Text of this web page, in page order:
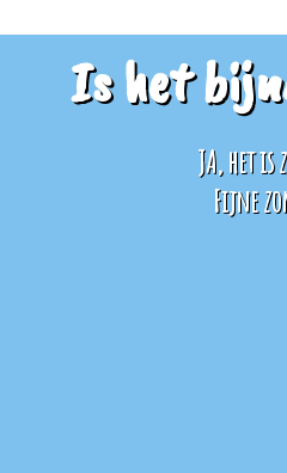
Is het
JA, het is
Fijne